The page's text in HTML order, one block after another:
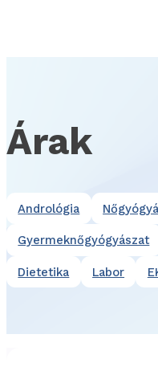
Árak
Andrológia
Gyermeknőgyógyászat
Dietetika Labor